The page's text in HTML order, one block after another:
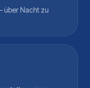
über Nacht zu